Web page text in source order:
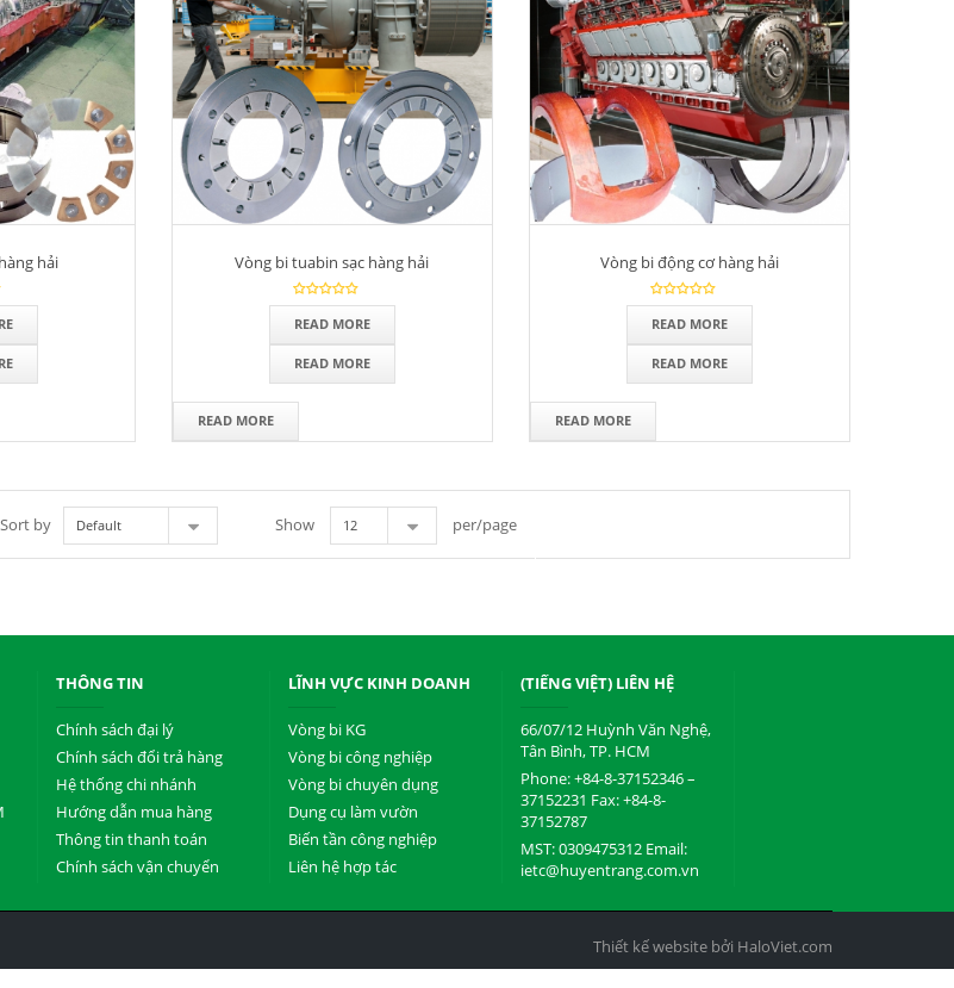
hải Vòng bi tuabin sạc hàng hải
READ MORE
READ MORE
READ MORE
Vòng bi động cơ hàng hải
READ MORE
READ MORE
READ MORE
Sort by Default Show 12 per/page
THÔNG TIN
Chính sách đại lý
Chính sách đổi trả hàng
Hệ thống chi nhánh
Hướng dẫn mua hàng
Thông tin thanh toán
Chính sách vận chuyển
LĨNH VỰC KINH DOANH
Vòng bi KG
Vòng bi công nghiệp
Vòng bi chuyên dụng
Dụng cụ làm vườn
Biến tần công nghiệp
Liên hệ hợp tác
(TIẾNG VIỆT) LIÊN HỆ
66/07/12 Huỳnh Văn Nghệ,
Tân Bình, TP. HCM
Phone: +84-8-37152346 –
37152231 Fax: +84-8-
37152787
MST: 0309475312 Email:
ietc@huyentrang.com.vn
Thiết kế website bởi HaloViet.com